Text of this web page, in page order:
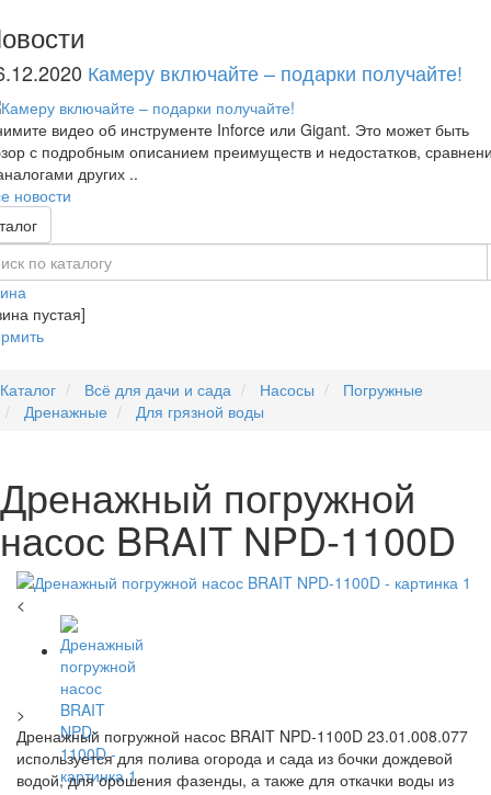
Камеру включайте – подарки получайте!
видео об инструменте Inforce или Gigant. Это может быть
с подробным описанием преимуществ и недостатков,
других ..
новости
пустая]
Каталог Всё для дачи и сада Насосы
Погружные
Дренажные
Для грязной воды
Дренажный погружной
насос BRAIT NPD-1100D
<
>
Дренажный погружной насос BRAIT NPD-1100D 23.01.008.077
используется для полива огорода и сада из бочки дождевой
водой, для орошения фазенды, а также для откачки воды из